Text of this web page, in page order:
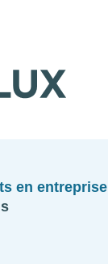
en entreprise